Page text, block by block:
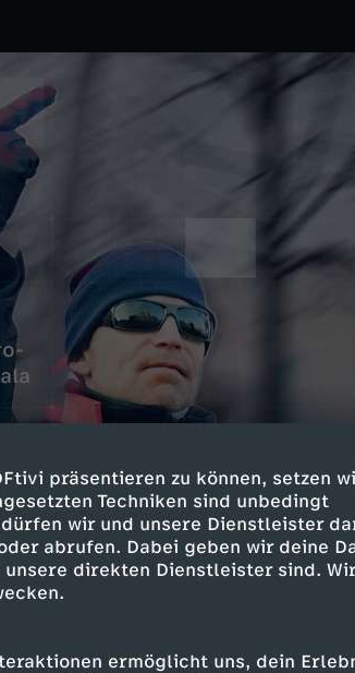
präsentieren zu können, setzen
Techniken sind unbedingt
wir und unsere Dienstleister
abrufen. Dabei geben wir deine
direkten Dienstleister sind. Wir
ermöglicht uns, dein